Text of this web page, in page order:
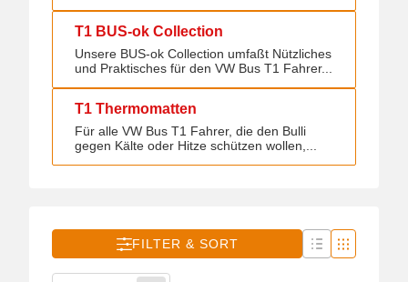
T1 BUS-ok Collection
T1 BUS-ok Collection
Unsere BUS-ok Collection umfaßt Nützliches
und Praktisches für den VW Bus T1 Fahrer...
T1 Thermomatten
T1 Thermomatten
Für alle VW Bus T1 Fahrer, die den Bulli
gegen Kälte oder Hitze schützen wollen,...
FILTER & SORT